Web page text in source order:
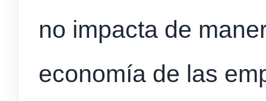
no impacta de
economía de las